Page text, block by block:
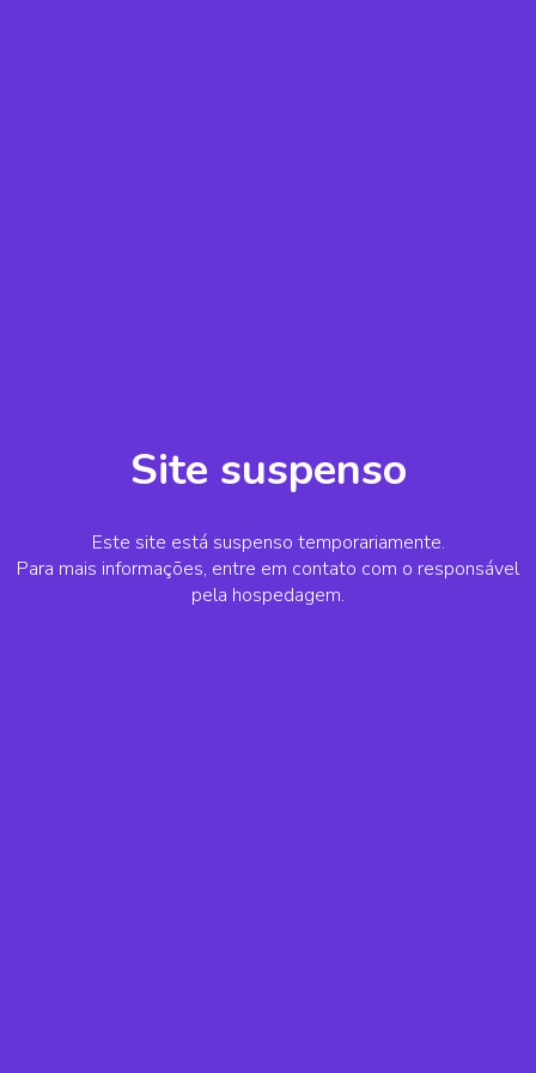
Site suspenso
Este site está suspenso temporariamente.
Para mais informações, entre em contato com o responsável
pela hospedagem.